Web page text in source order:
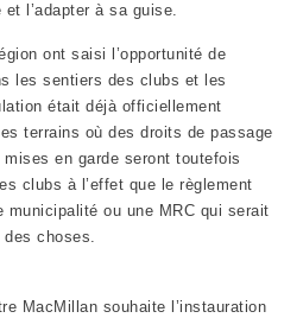
l’adapter à sa guise.
ont saisi l’opportunité de
les sentiers des clubs et les
était déjà officiellement
terrains où des droits de passage
en garde seront toutefois
clubs à l’effet que le règlement
municipalité ou une MRC qui serait
choses.
MacMillan souhaite l’instauration